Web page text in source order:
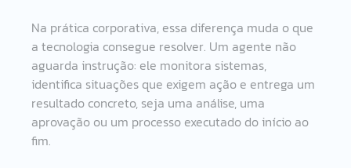
Na prática corporativa, essa diferença muda o que
a tecnologia consegue resolver. Um agente não
aguarda instrução: ele monitora sistemas,
identifica situações que exigem ação e entrega um
resultado concreto, seja uma análise, uma
aprovação ou um processo executado do início ao
fim.